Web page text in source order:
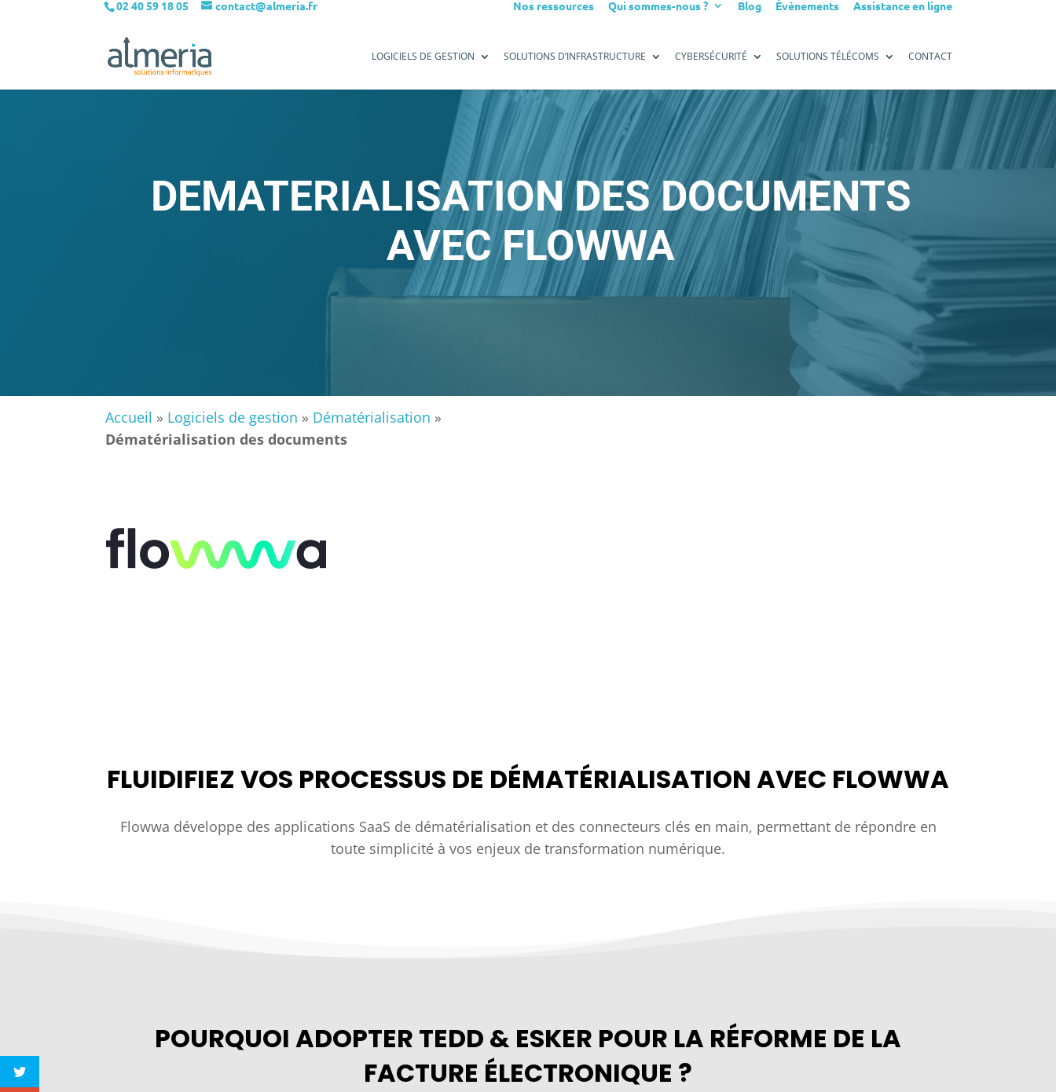
02 40 59 18 05 contact@almeria.fr Nos ressources Qui sommes-nous ? Blog Évènements Assistance en ligne
LOGICIELS DE GESTION SOLUTIONS D’INFRASTRUCTURE CYBERSÉCURITÉ SOLUTIONS TÉLÉCOMS CONTACT
DEMATERIALISATION DES DOCUMENTS
AVEC FLOWWA
Accueil » Logiciels de gestion » Dématérialisation »
Dématérialisation des documents
FLUIDIFIEZ VOS PROCESSUS DE DÉMATÉRIALISATION AVEC FLOWWA
Flowwa développe des applications SaaS de dématérialisation et des connecteurs clés en main, permettant de répondre en
toute simplicité à vos enjeux de transformation numérique.
POURQUOI ADOPTER TEDD & ESKER POUR LA RÉFORME DE LA
FACTURE ÉLECTRONIQUE ?